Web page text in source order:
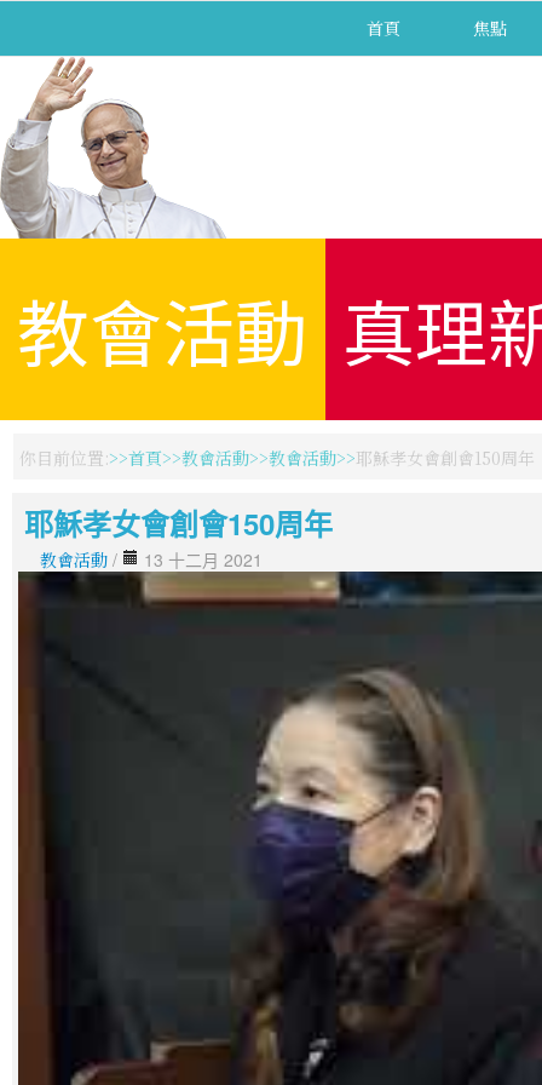
首頁 焦點
教會活動 真理
你目前位置: 首頁 教會活動 教會活動 耶穌孝女會創會150周年
耶穌孝女會創會150周年
教會活動 / 13 十二月 2021